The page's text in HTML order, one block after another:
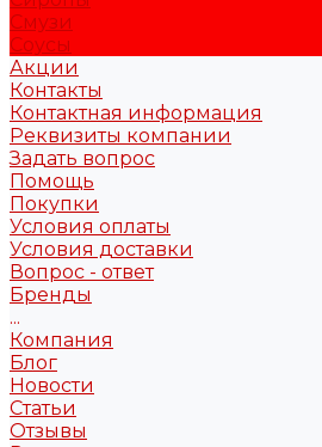
Смузи
Соусы
Акции
Контакты
Контактная информация
Реквизиты компании
Задать вопрос
Помощь
Покупки
Условия оплаты
Условия доставки
Вопрос - ответ
Бренды
...
Компания
Блог
Новости
Статьи
Отзывы